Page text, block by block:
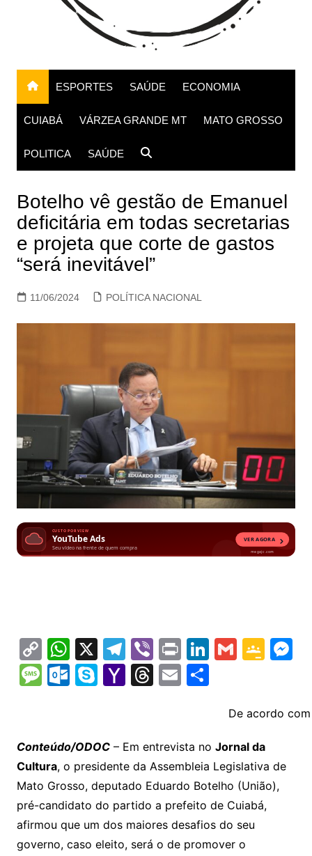
ESPORTES SAÚDE ECONOMIA
CUIABÁ VÁRZEA GRANDE MT MATO GROSSO
POLITICA SAÚDE
Botelho vê gestão de Emanuel
deficitária em todas secretarias
e projeta que corte de gastos
“será inevitável”
11/06/2024 POLÍTICA NACIONAL
C
o
p
Li
n
k
W
h
at
A
p
p
X T
el
e
a
m
Vi
b
er
Pr
in
t
Li
n
k
dI
n
G
l
G
gl
e
Cl
a
s
M
s
M
s
a
g
e
O
o
k.
c
o
m
S
p
e
Y
o
o
M
ai
l
T
a
d
s
E
l
S
ar
e
De acordo
Conteúdo/ODOC – Em entrevista no Jornal da
Cultura, o presidente da Assembleia Legislativa de
Mato Grosso, deputado Eduardo Botelho (União),
pré-candidato do partido a prefeito de Cuiabá,
afirmou que um dos maiores desafios do seu
governo, caso eleito, será o de promover o